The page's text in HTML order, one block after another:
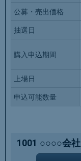
公募・売出価格
抽選日
購入申込期間
上場日
申込可能数量
1001 ○○○○会社